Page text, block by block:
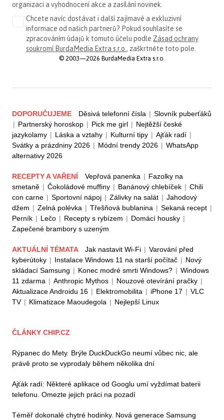
organizaci a vyhodnocení akce a zasílání novinek.
Chcete navíc dostávat i další zajímavé a exkluzivní
informace od našich partnerů? Pokud souhlasíte se
zpracováním údajů k tomuto účelu podle Zásad ochrany
soukromí BurdaMedia Extra s.r.o., zaškrtněte toto pole.
© 2003—2026 BurdaMedia Extra s.r.o.
DOPORUČUJEME Děsivá telefonní čísla | Slovník puberťáků
| Partnerský horoskop | Pick me girl | Nejtěžší české
jazykolamy | Láska a vztahy | Kulturní tipy | Ajťák radí |
Svátky a prázdniny 2026 | Módní trendy 2026 | WhatsApp
alternativy 2026
RECEPTY A VAŘENÍ Vepřová panenka | Fazolky na
smetaně | Čokoládové muffiny | Banánový chlebíček | Chili
con carne | Sportovní nápoj | Zálivky na salát | Jahodový
džem | Zelná polévka | Třešňová bublanina | Sekaná recept |
Perník | Lečo | Recepty s rybízem | Domácí housky |
Zapečené brambory s uzeným
AKTUÁLNÍ TÉMATA Jak nastavit Wi-Fi | Varování před
kyberútoky | Instalace Windows 11 na starší počítač | Nový
skládací Samsung | Konec modré smrti Windows? | Windows
11 zdarma | Anthropic Mythos | Nouzové otevírání pračky |
Aktualizace Androidu 16 | Elektromobilita | iPhone 17 | VLC
TV | Klimatizace Maoudegola | Nejlepší Linux
ČLÁNKY CHIP.CZ
Rýpanec do Mety. Brýle DuckDuckGo neumí vůbec nic, ale
právě proto se vyprodaly během několika dní
Ajťák radí: Některé aplikace od Googlu umí vyždímat baterii
telefonu. Omezte jejich práci na pozadí
Téměř dokonalé chytré hodinky. Nová generace Samsung